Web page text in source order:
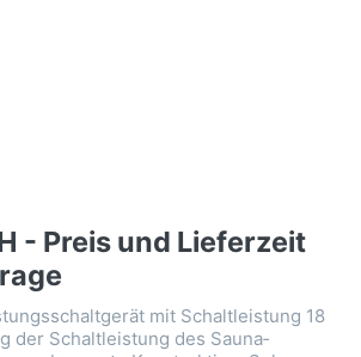
- Preis und Lieferzeit
mit Schaltleistung 18
der Schaltleistung des Sauna­